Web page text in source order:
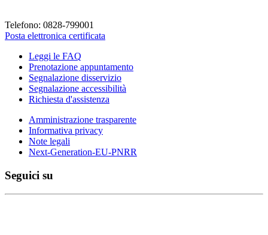
Telefono: 0828-799001
Posta elettronica certificata
Leggi le FAQ
Prenotazione appuntamento
Segnalazione disservizio
Segnalazione accessibilità
Richiesta d'assistenza
Amministrazione trasparente
Informativa privacy
Note legali
Next-Generation-EU-PNRR
Seguici su